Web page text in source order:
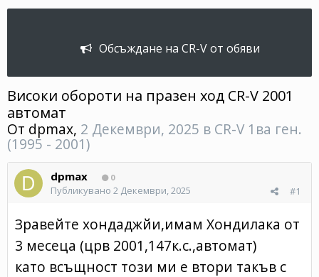
Обсъждане на CR-V от обяви
Високи обороти на празен ход CR-V 2001
автомат
От dpmax, 2 Декември, 2025 в CR-V 1ва ген.
(1995 - 2001)
dpmax 0
#1
Публикувано 2 Декември, 2025
Зравейте хондаджйи,имам Хондилака от
3 месеца (црв 2001,147к.с.,автомат)
като всъщност този ми е втори такъв с